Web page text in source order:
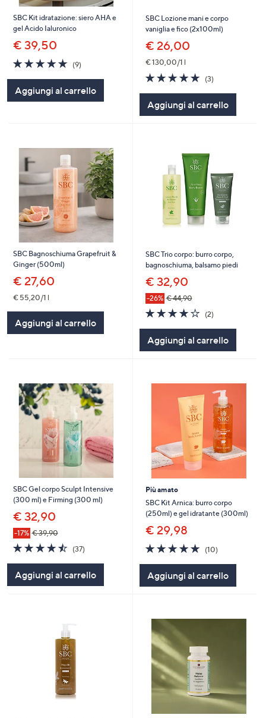
SBC Kit idratazione: siero AHA e
gel Acido Ialuronico
€ 39,50
4.7
of
Stars
(9)9
Aggiungi al carrello
SBC Lozione mani e corpo
vaniglia e fico (2x100ml)
€ 26,00
€ 130,00/1 l
5.0
of
Stars
(3)3
Aggiungi al carrello
SBC Bagnoschiuma Grapefruit &
Ginger (500ml)
€ 27,60
€ 55,20/1 l
Aggiungi al carrello
SBC Trio corpo: burro corpo,
bagnoschiuma, balsamo piedi
€ 32,90
-26% € 44,90
4.0
of
Stars
(2)2
Aggiungi al carrello
SBC Gel corpo Sculpt Intensive
(300 ml) e Firming (300 ml)
€ 32,90
-17% € 39,90
4.5
of
Stars
(37)37
Aggiungi al carrello
Più amato
SBC Kit Arnica: burro corpo
(250ml) e gel idratante (300ml)
€ 29,98
4.9
of
Stars
(10)10
Aggiungi al carrello